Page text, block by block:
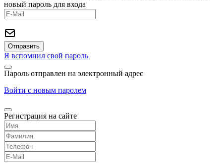
новый пароль для входа
Я вспомнил свой пароль
Пароль отправлен на электронный адрес
Войти с новым паролем
Регистрация на сайте